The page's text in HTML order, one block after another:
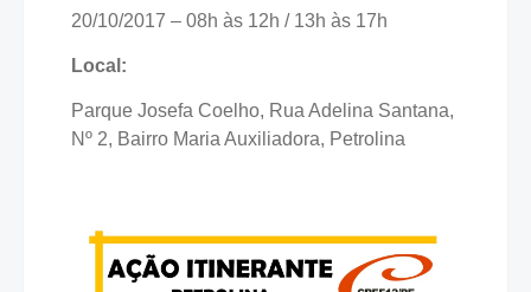
20/10/2017 – 08h às 12h / 13h às 17h
Local:
Parque Josefa Coelho, Rua Adelina Santana,
Nº 2, Bairro Maria Auxiliadora, Petrolina